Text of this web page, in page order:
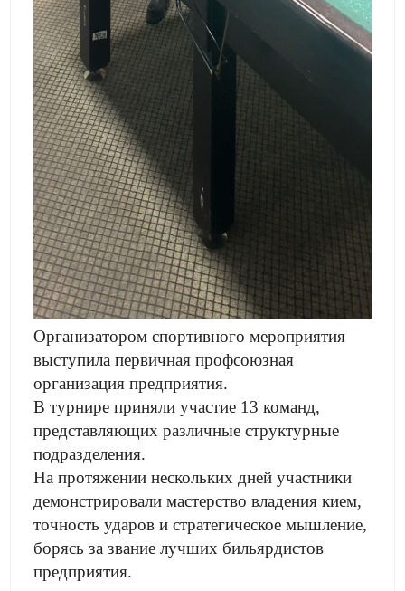
Организатором спортивного мероприятия
выступила первичная профсоюзная
организация предприятия.
В турнире приняли участие 13 команд,
представляющих различные структурные
подразделения.
На протяжении нескольких дней участники
демонстрировали мастерство владения кием,
точность ударов и стратегическое мышление,
борясь за звание лучших бильярдистов
предприятия.